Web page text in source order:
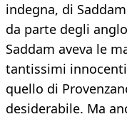
indegna, di
da parte degli
Saddam aveva le
tantissimi
quello di
desiderabile. Ma